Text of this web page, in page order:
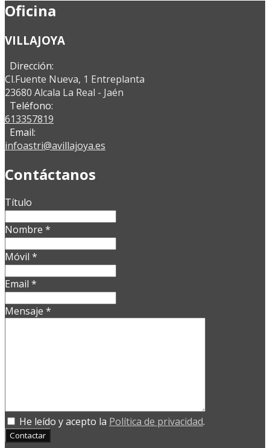
Oficina
VILLAJOYA
Dirección:
Cl.Fuente Nueva, 1 Entreplanta
23680 Alcala La Real - Jaén
Teléfono:
613357819
Email:
infoastri@avillajoya.es
Contáctanos
Título
Nombre *
Móvil *
Email *
Mensaje *
He leído y acepto la Política de privacidad.
Contactar